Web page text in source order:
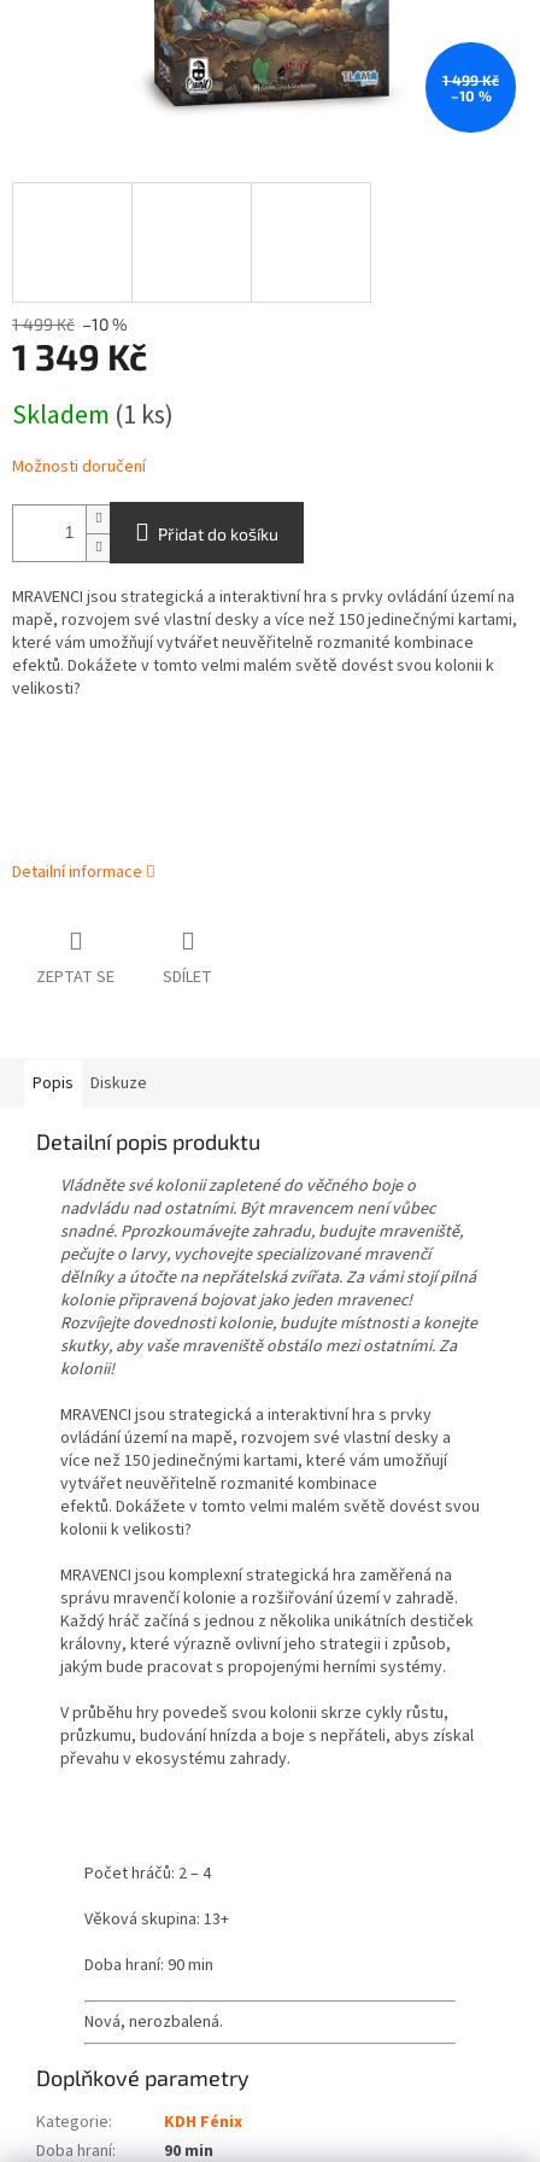
1 499 Kč
–10 %
1 499 Kč –10 %
1 349 Kč
cena:
Skladem (1 ks)
Možnosti doručení
Přidat do košíku
MRAVENCI jsou strategická a interaktivní hra s prvky ovládání území na
mapě, rozvojem své vlastní desky a více než 150 jedinečnými kartami,
které vám umožňují vytvářet neuvěřitelně rozmanité kombinace
efektů. Dokážete v tomto velmi malém světě dovést svou kolonii k
velikosti?
Detailní informace
ZEPTAT SE SDÍLET
Popis Diskuze
Detailní popis produktu
Vládněte své kolonii zapletené do věčného boje o
nadvládu nad ostatními. Být mravencem není vůbec
snadné. Pprozkoumávejte zahradu, budujte mraveniště,
pečujte o larvy, vychovejte specializované mravenčí
dělníky a útočte na nepřátelská zvířata. Za vámi stojí pilná
kolonie připravená bojovat jako jeden mravenec!
Rozvíjejte dovednosti kolonie, budujte místnosti a konejte
skutky, aby vaše mraveniště obstálo mezi ostatními. Za
kolonii!
MRAVENCI jsou strategická a interaktivní hra s prvky
ovládání území na mapě, rozvojem své vlastní desky a
více než 150 jedinečnými kartami, které vám umožňují
vytvářet neuvěřitelně rozmanité kombinace
efektů. Dokážete v tomto velmi malém světě dovést svou
kolonii k velikosti?
MRAVENCI jsou komplexní strategická hra zaměřená na
správu mravenčí kolonie a rozšiřování území v zahradě.
Každý hráč začíná s jednou z několika unikátních destiček
královny, které výrazně ovlivní jeho strategii i způsob,
jakým bude pracovat s propojenými herními systémy.
V průběhu hry povedeš svou kolonii skrze cykly růstu,
průzkumu, budování hnízda a boje s nepřáteli, abys získal
převahu v ekosystému zahrady.
Počet hráčů: 2 – 4
Věková skupina: 13+
Doba hraní: 90 min
Nová, nerozbalená.
Doplňkové parametry
Kategorie:
KDH Fénix
Doba hraní: 90 min